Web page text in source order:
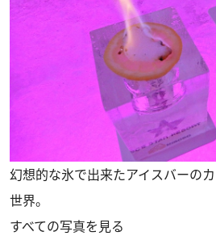
幻想的な氷で出来たアイスバーの
世界。
すべての写真を見る